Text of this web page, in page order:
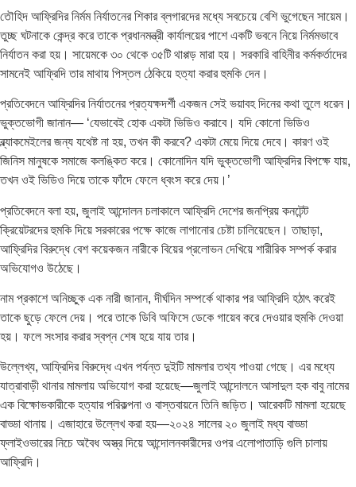
তৌহিদ আফ্রিদির নির্মম নির্যাতনের শিকার ব্লগারদের মধ্যে সবচেয়ে বেশি ভুগেছেন সায়েম।
তুচ্ছ ঘটনাকে কেন্দ্র করে তাকে প্রধানমন্ত্রী কার্যালয়ের পাশে একটি ভবনে নিয়ে নির্মমভাবে
নির্যাতন করা হয়। সায়েমকে ৩০ থেকে ৩৫টি থাপ্পড় মারা হয়। সরকারি বাহিনীর কর্মকর্তাদের
সামনেই আফ্রিদি তার মাথায় পিস্তল ঠেকিয়ে হত্যা করার হুমকি দেন।
প্রতিবেদনে আফ্রিদির নির্যাতনের প্রত্যক্ষদর্শী একজন সেই ভয়াবহ দিনের কথা তুলে ধরেন।
ভুক্তভোগী জানান— ‘যেভাবেই হোক একটা ভিডিও করাবে। যদি কোনো ভিডিও
ব্ল্যাকমেইলের জন্য যথেষ্ট না হয়, তখন কী করবে? একটা মেয়ে দিয়ে দেবে। কারণ ওই
জিনিস মানুষকে সমাজে কলঙ্কিত করে। কোনোদিন যদি ভুক্তভোগী আফ্রিদির বিপক্ষে যায়,
তখন ওই ভিডিও দিয়ে তাকে ফাঁদে ফেলে ধ্বংস করে দেয়।’
প্রতিবেদনে বলা হয়, জুলাই আন্দোলন চলাকালে আফ্রিদি দেশের জনপ্রিয় কনটেন্ট
ক্রিয়েটরদের হুমকি দিয়ে সরকারের পক্ষে কাজে লাগানোর চেষ্টা চালিয়েছেন। তাছাড়া,
আফ্রিদির বিরুদ্ধে বেশ কয়েকজন নারীকে বিয়ের প্রলোভন দেখিয়ে শারীরিক সম্পর্ক করার
অভিযোগও উঠেছে।
নাম প্রকাশে অনিচ্ছুক এক নারী জানান, দীর্ঘদিন সম্পর্কে থাকার পর আফ্রিদি হঠাৎ করেই
তাকে ছুড়ে ফেলে দেয়। পরে তাকে ডিবি অফিসে ডেকে গায়েব করে দেওয়ার হুমকি দেওয়া
হয়। ফলে সংসার করার স্বপ্ন শেষ হয়ে যায় তার।
উল্লেখ্য, আফ্রিদির বিরুদ্ধে এখন পর্যন্ত দুইটি মামলার তথ্য পাওয়া গেছে। এর মধ্যে
যাত্রাবাড়ী থানার মামলায় অভিযোগ করা হয়েছে—জুলাই আন্দোলনে আসাদুল হক বাবু নামের
এক বিক্ষোভকারীকে হত্যার পরিকল্পনা ও বাস্তবায়নে তিনি জড়িত। আরেকটি মামলা হয়েছে
বাড্ডা থানায়। এজাহারে উল্লেখ করা হয়—২০২৪ সালের ২০ জুলাই মধ্য বাড্ডা
ফ্লাইওভারের নিচে অবৈধ অস্ত্র দিয়ে আন্দোলনকারীদের ওপর এলোপাতাড়ি গুলি চালায়
আফ্রিদি।